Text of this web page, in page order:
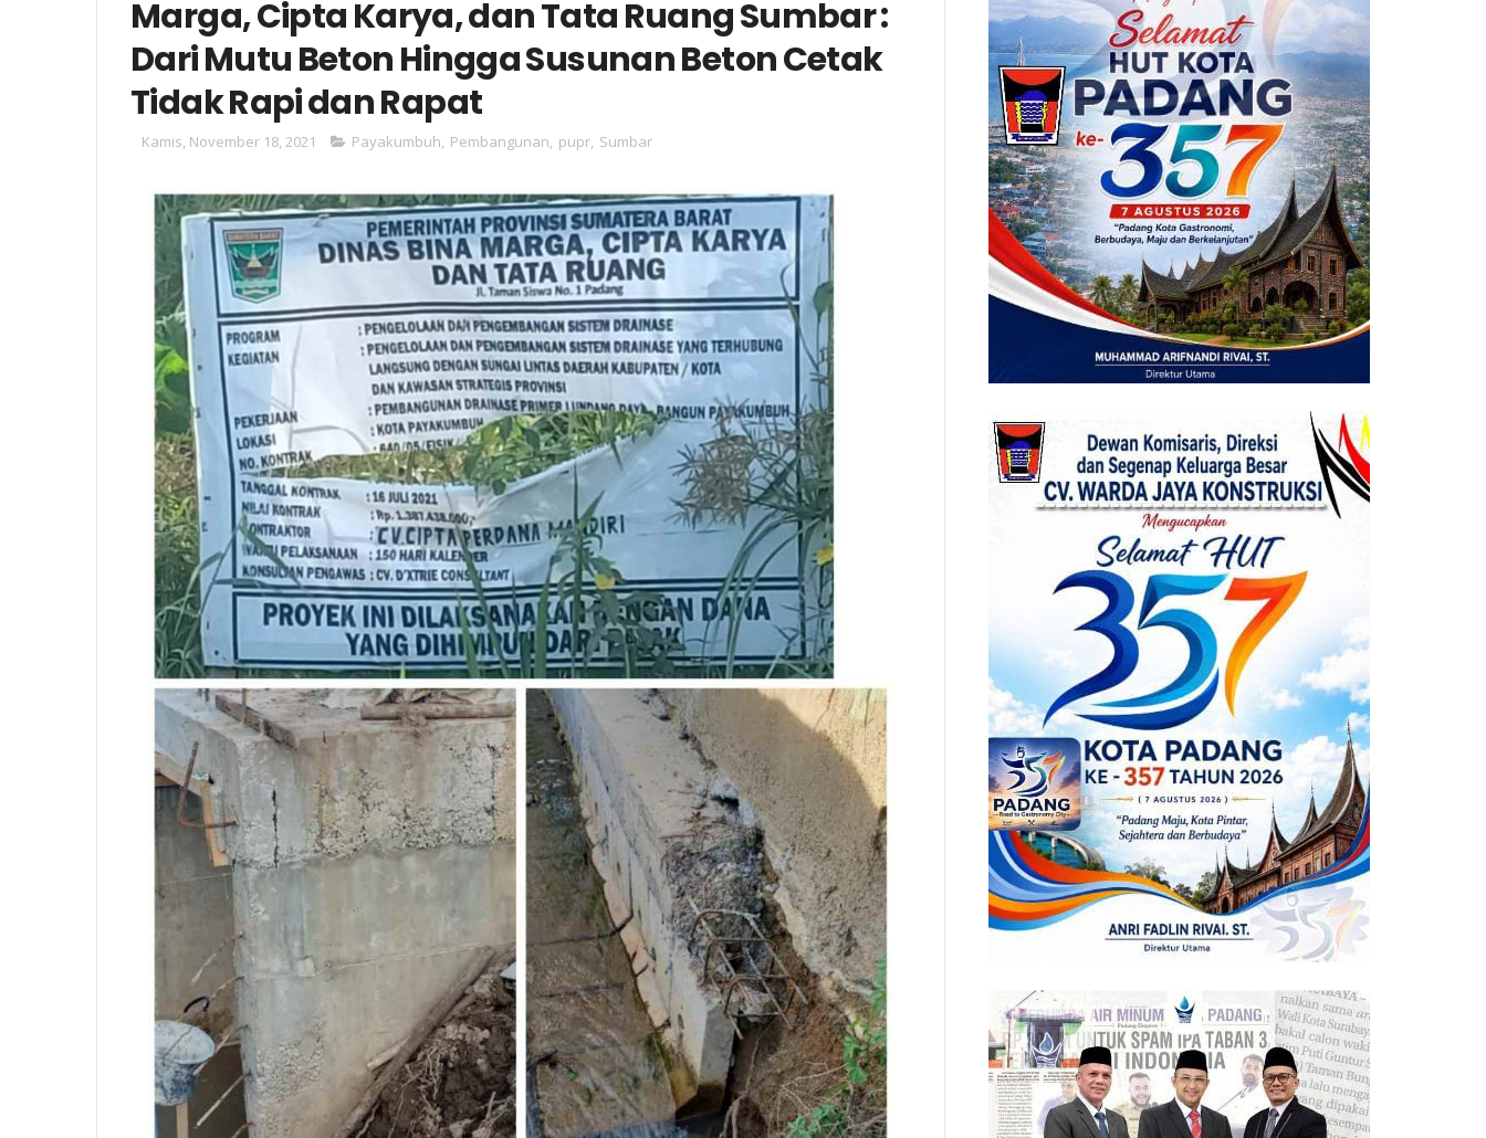
Marga, Cipta Karya, dan Tata Ruang Sumbar :
Dari Mutu Beton Hingga Susunan Beton Cetak
Tidak Rapi dan Rapat
Kamis, November 18, 2021 Payakumbuh, Pembangunan, pupr, Sumbar